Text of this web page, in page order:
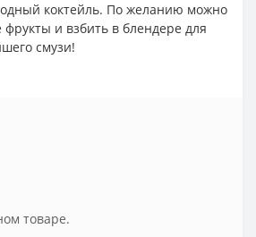
коктейль. По желанию можно
и взбить в блендере для
смузи!
товаре.